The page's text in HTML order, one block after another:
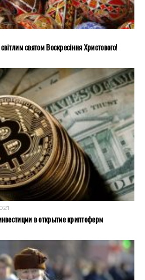
святом Воскресіння Христового!
в открытие криптоферм